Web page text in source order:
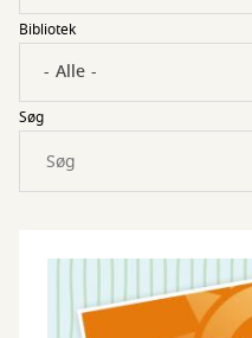
Bibliotek
Søg